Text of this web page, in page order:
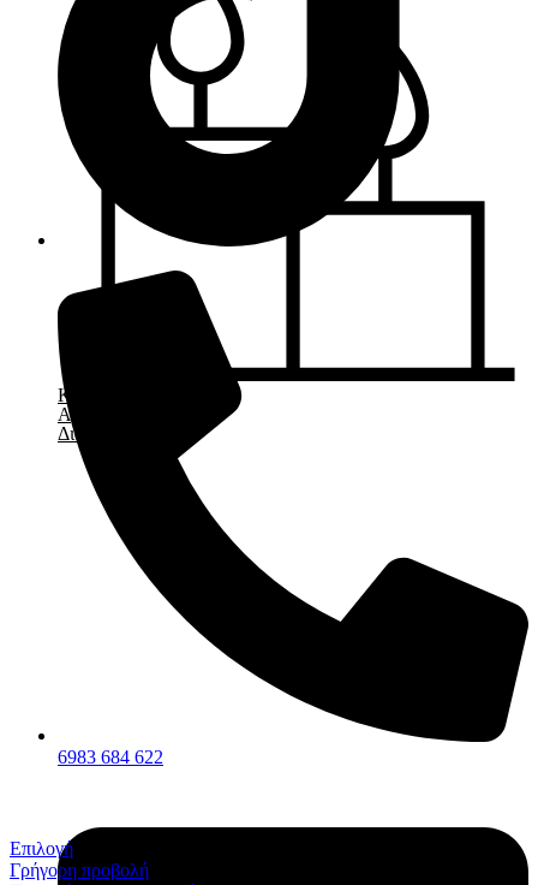
6983 684 622
Κεριά
Αρωματικά
Διακοσμητικά
Επιλογή
Γρήγορη προβολή